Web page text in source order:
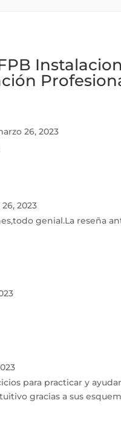
26, 2023
2023
genial.La reseña
para practicar y
gracias a sus